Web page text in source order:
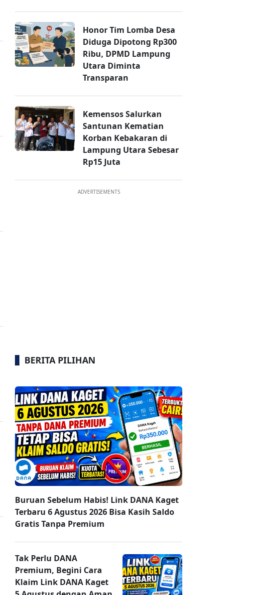
Honor Tim Lomba Desa
Diduga Dipotong Rp300
Ribu, DPMD Lampung
Utara Diminta
Transparan
Kemensos Salurkan
Santunan Kematian
Korban Kebakaran di
Lampung Utara Sebesar
Rp15 Juta
ADVERTISEMENTS
BERITA PILIHAN
Buruan Sebelum Habis! Link DANA Kaget
Terbaru 6 Agustus 2026 Bisa Kasih Saldo
Gratis Tanpa Premium
Tak Perlu DANA
Premium, Begini Cara
Klaim Link DANA Kaget